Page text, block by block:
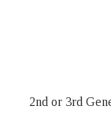
2nd or 3rd